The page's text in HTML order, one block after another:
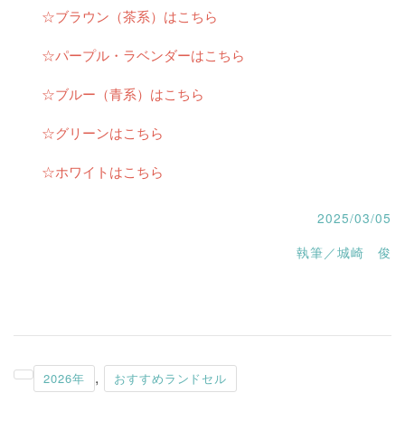
☆ブラウン（茶系）はこちら
☆パープル・ラベンダーはこちら
☆ブルー（青系）はこちら
☆グリーンはこちら
☆ホワイトはこちら
2025/03/05
執筆／城崎 俊
2026年 , おすすめランドセル